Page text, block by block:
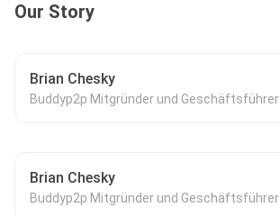
Our Story
Brian Chesky
Buddyp2p Mitgründer und Geschäftsführer
Brian Chesky
Buddyp2p Mitgründer und Geschäftsführer